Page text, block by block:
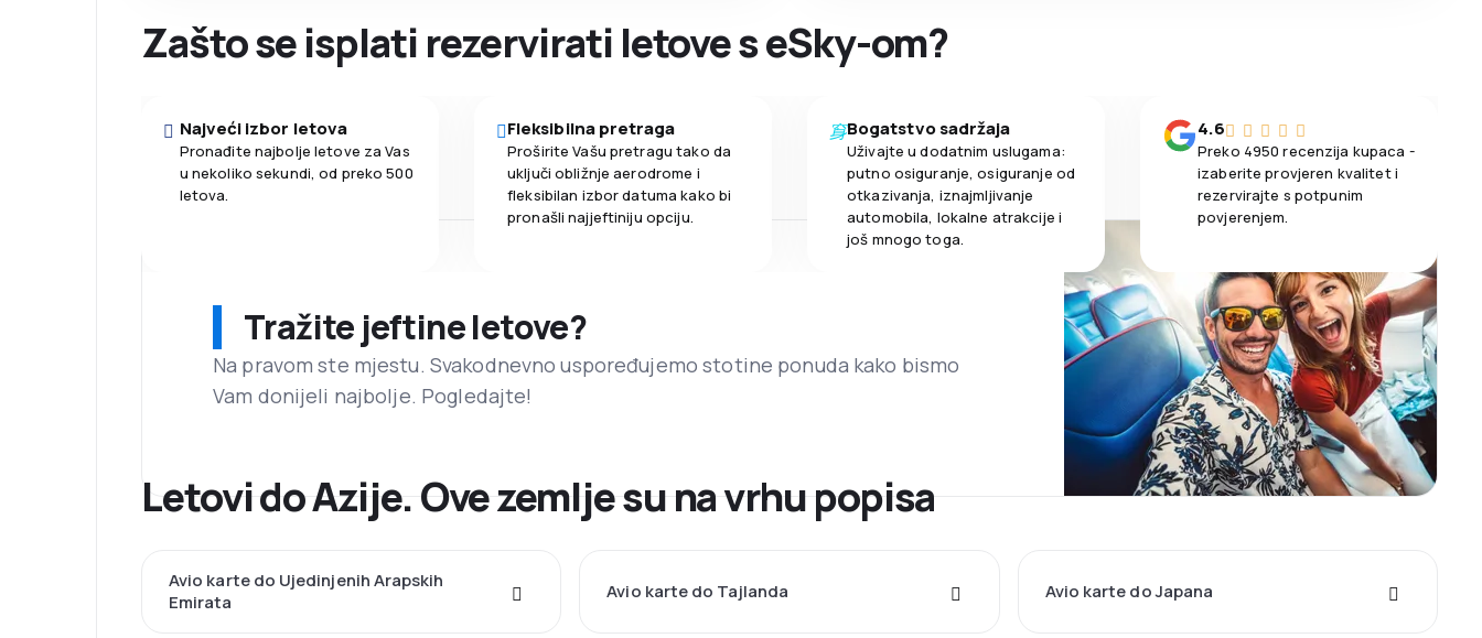
Zašto se isplati rezervirati letove s eSky-om?
Najveći izbor letova
Pronađite najbolje letove za Vas
u nekoliko sekundi, od preko 500
letova.
Fleksibilna pretraga
Proširite Vašu pretragu tako da
uključi obližnje aerodrome i
fleksibilan izbor datuma kako bi
pronašli najjeftiniju opciju.
Bogatstvo sadržaja
Uživajte u dodatnim uslugama:
putno osiguranje, osiguranje od
otkazivanja, iznajmljivanje
automobila, lokalne atrakcije i
još mnogo toga.
4.6
Preko 4950 recenzija kupaca -
izaberite provjeren kvalitet i
rezervirajte s potpunim
povjerenjem.
Tražite jeftine letove?
Na pravom ste mjestu. Svakodnevno uspoređujemo stotine ponuda kako bismo
Vam donijeli najbolje. Pogledajte!
Letovi do Azije. Ove zemlje su na vrhu popisa
Avio karte do Ujedinjenih Arapskih
Emirata
Avio karte do Tajlanda Avio karte do Japana